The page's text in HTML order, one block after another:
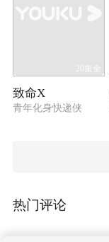
20集全
致命X
青年化身快递侠
热门评论